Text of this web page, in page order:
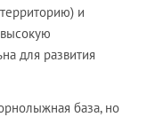
территорию) и
высокую
для развития
база, но